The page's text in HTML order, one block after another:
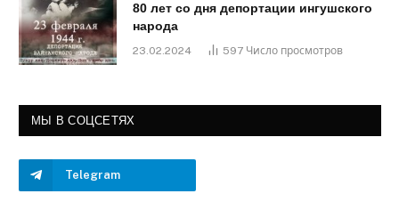
80 лет со дня депортации ингушского
народа
23.02.2024 597 Число просмотров
МЫ В СОЦСЕТЯХ
Telegram